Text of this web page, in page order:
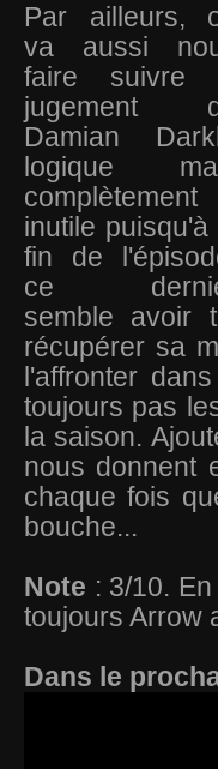
Par ailleurs,
va aussi
faire suivre
jugement
Damian
logique
complètement
inutile puisqu'à
fin de
ce
semble avoir
récupérer sa
l'affronter
toujours pas
la saison.
nous donnent
chaque fois
bouche...
Note : 3/10.
toujours Arrow
Dans le